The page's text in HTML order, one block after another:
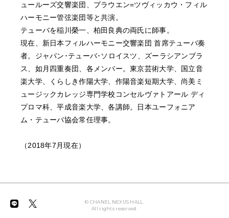
ュールーズ交響楽団、プラウエン=ツヴィッカウ・フィル
ハーモニー管弦楽団等と共演。
テューバを稲川榮一、柏田良典の両氏に師事。
現在、新日本フィルハーモニー交響楽団 首席テューバ奏
者。ジャパン･テューバ･ソロイスツ、ズーラシアンブラ
ス、如月四重奏団、各メンバー。東京芸術大学、国立音
楽大学、くらしき作陽大学、作陽音楽短期大学、尚美ミ
ュージックカレッジ専門学校コンセルヴァトアール ディ
プロマ科、平成音楽大学、各講師。日本ユーフォニア
ム・テューバ協会常任理事。
（2018年7月現在）
© CHANEL NEXUS HALL.
All rights reserved.